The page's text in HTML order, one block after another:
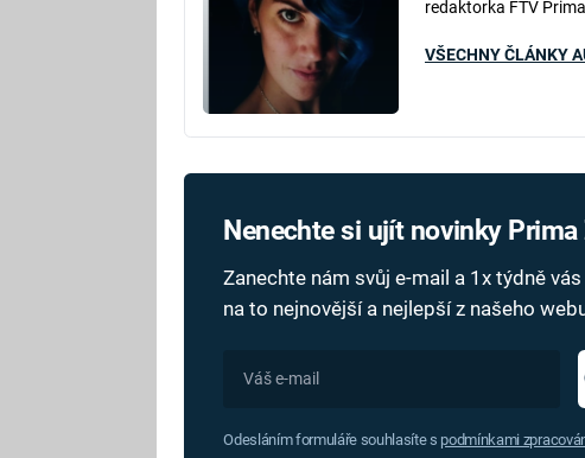
redaktorka FTV Prima
VŠECHNY ČLÁNKY
Nenechte si ujít novinky Prima
Zanechte nám svůj e-mail a 1x týdně
na to nejnovější a nejlepší z našeho
Odesláním formuláře souhlasíte s podmínkami